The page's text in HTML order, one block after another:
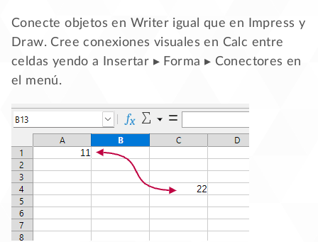
Conecte objetos en Writer igual que en Impress y
Draw. Cree conexiones visuales en Calc entre
celdas yendo a Insertar ▸ Forma ▸ Conectores en
el menú.